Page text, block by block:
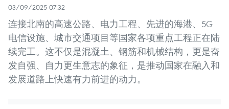
03/09/2025 07:32
连接北南的高速公路、电力工程、先进的海港、5G
电信设施、城市交通项目等国家各项重点工程正在陆
续完工。这不仅是混凝土、钢筋和机械结构，更是奋
发自强、自力更生意志的象征，是推动国家在融入和
发展道路上快速有力前进的动力。